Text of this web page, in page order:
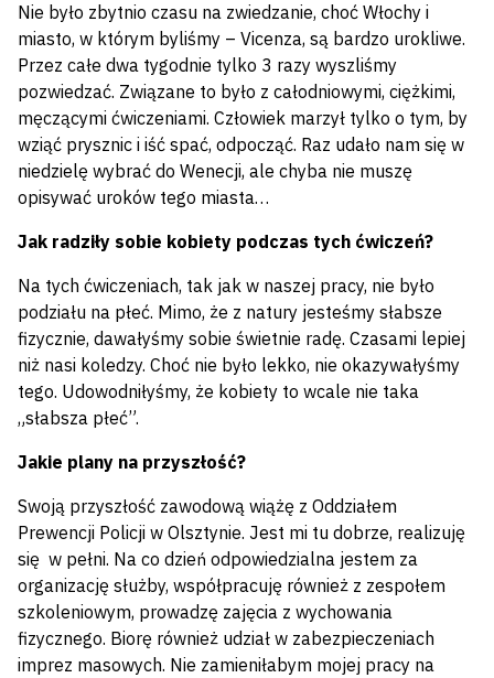
Nie było zbytnio czasu na zwiedzanie, choć Włochy i
miasto, w którym byliśmy – Vicenza, są bardzo urokliwe.
Przez całe dwa tygodnie tylko 3 razy wyszliśmy
pozwiedzać. Związane to było z całodniowymi, ciężkimi,
męczącymi ćwiczeniami. Człowiek marzył tylko o tym, by
wziąć prysznic i iść spać, odpocząć. Raz udało nam się w
niedzielę wybrać do Wenecji, ale chyba nie muszę
opisywać uroków tego miasta…
Jak radziły sobie kobiety podczas tych ćwiczeń?
Na tych ćwiczeniach, tak jak w naszej pracy, nie było
podziału na płeć. Mimo, że z natury jesteśmy słabsze
fizycznie, dawałyśmy sobie świetnie radę. Czasami lepiej
niż nasi koledzy. Choć nie było lekko, nie okazywałyśmy
tego. Udowodniłyśmy, że kobiety to wcale nie taka
„słabsza płeć”.
Jakie plany na przyszłość?
Swoją przyszłość zawodową wiążę z Oddziałem
Prewencji Policji w Olsztynie. Jest mi tu dobrze, realizuję
się w pełni. Na co dzień odpowiedzialna jestem za
organizację służby, współpracuję również z zespołem
szkoleniowym, prowadzę zajęcia z wychowania
fizycznego. Biorę również udział w zabezpieczeniach
imprez masowych. Nie zamieniłabym mojej pracy na